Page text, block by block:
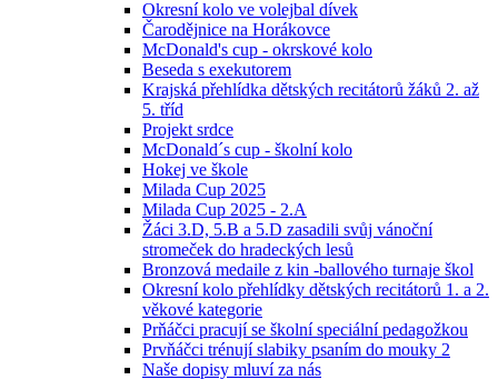
Okresní kolo ve volejbal dívek
Čarodějnice na Horákovce
McDonald's cup - okrskové kolo
Beseda s exekutorem
Krajská přehlídka dětských recitátorů žáků 2. až
5. tříd
Projekt srdce
McDonald´s cup - školní kolo
Hokej ve škole
Milada Cup 2025
Milada Cup 2025 - 2.A
Žáci 3.D, 5.B a 5.D zasadili svůj vánoční
stromeček do hradeckých lesů
Bronzová medaile z kin -ballového turnaje škol
Okresní kolo přehlídky dětských recitátorů 1. a 2.
věkové kategorie
Prňáčci pracují se školní speciální pedagožkou
Prvňáčci trénují slabiky psaním do mouky 2
Naše dopisy mluví za nás